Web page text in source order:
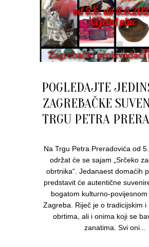
POGLEDAJTE
ZAGREBAČKE
TRGU PETRA
Na Trgu Petra Preradovića od
održat će se sajam „Srčeko
obrtnika“. Jedanaest domaćih
predstavit će autentične
bogatom kulturno-
Zagreba. Riječ je o tradicijskim i
obrtima, ali i onima koji se
zanatima. Svi oni...